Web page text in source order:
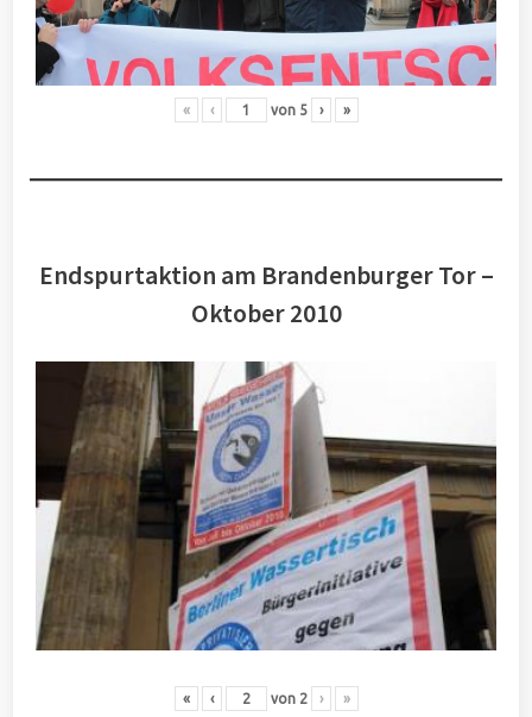
« ‹ von 5 › »
Endspurtaktion am Brandenburger Tor –
Oktober 2010
« ‹ von 2 › »